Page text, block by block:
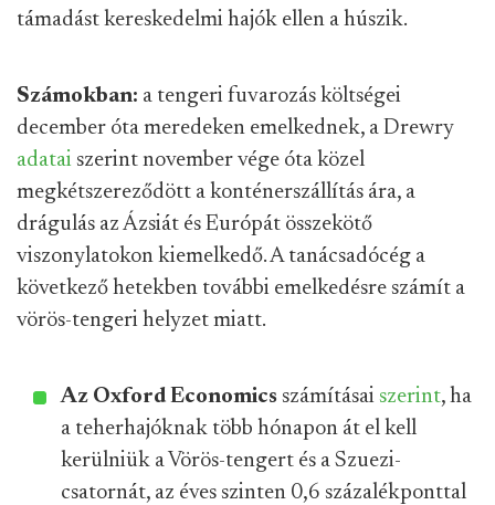
támadást kereskedelmi hajók ellen a húszik.
Számokban: a tengeri fuvarozás költségei
december óta meredeken emelkednek, a Drewry
adatai szerint november vége óta közel
megkétszereződött a konténerszállítás ára, a
drágulás az Ázsiát és Európát összekötő
viszonylatokon kiemelkedő. A tanácsadócég a
következő hetekben további emelkedésre számít a
vörös-tengeri helyzet miatt.
Az Oxford Economics számításai szerint, ha
a teherhajóknak több hónapon át el kell
kerülniük a Vörös-tengert és a Szuezi-
csatornát, az éves szinten 0,6 százalékponttal